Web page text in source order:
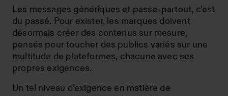
Les messages génériques et passe-partout, c’est
du passé. Pour exister, les marques doivent
désormais créer des contenus sur mesure,
pensés pour toucher des publics variés sur une
multitude de plateformes, chacune avec ses
propres exigences.
Un tel niveau d’exigence en matière de